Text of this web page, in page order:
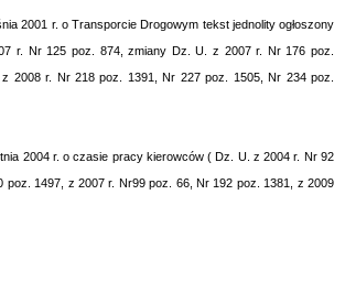
2001 r. o Transporcie Drogowym tekst jednolity ogłoszony
r. Nr 125 poz. 874, zmiany Dz. U. z 2007 r. Nr 176 poz.
2008 r. Nr 218 poz. 1391, Nr 227 poz. 1505, Nr 234 poz.
2004 r. o czasie pracy kierowców ( Dz. U. z 2004 r. Nr 92
poz. 1497, z 2007 r. Nr99 poz. 66, Nr 192 poz. 1381, z 2009